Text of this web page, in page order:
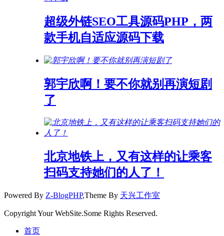
超级外链SEO工具源码PHP，两
款手机自适应源码下载
郭宇欣啊！要不你就别再演短剧
了
北京地铁上，又有这样的让乘客
扫码支持她们的人了！
Powered By Z-BlogPHP,Theme By 天兴工作室
Copyright Your WebSite.Some Rights Reserved.
首页